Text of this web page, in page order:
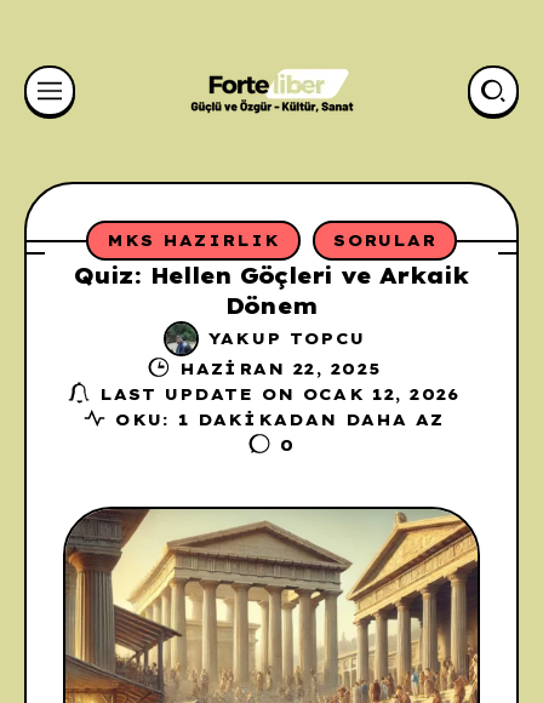
MKS HAZIRLIK SORULAR
Quiz: Hellen Göçleri ve Arkaik
Dönem
YAKUP TOPCU
HAZIRAN 22, 2025
LAST UPDATE ON OCAK 12, 2026
OKU: 1 DAKIKADAN DAHA AZ
0